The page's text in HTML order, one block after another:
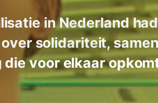
in Nederland
solidariteit,
voor elkaar